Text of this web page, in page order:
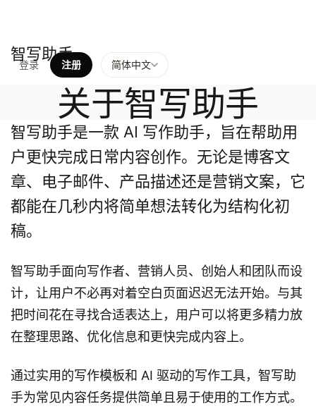
智写助手
登录 注册 简体中文
关于智写助手
智写助手是一款 AI 写作助手，旨在帮助用
户更快完成日常内容创作。无论是博客文
章、电子邮件、产品描述还是营销文案，它
都能在几秒内将简单想法转化为结构化初
稿。
智写助手面向写作者、营销人员、创始人和团队而设
计，让用户不必再对着空白页面迟迟无法开始。与其
把时间花在寻找合适表达上，用户可以将更多精力放
在整理思路、优化信息和更快完成内容上。
通过实用的写作模板和 AI 驱动的写作工具，智写助
手为常见内容任务提供简单且易于使用的工作方式。